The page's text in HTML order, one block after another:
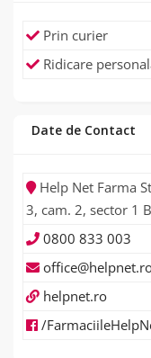
Prin curier
Ridicare
Date de Contact
Help Net Farma
3, cam. 2, sector 1
0800 833 003
helpnet.ro
/